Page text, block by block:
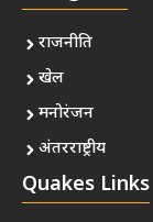
राजनीति
खेल
मनोरंजन
अंतरराष्ट्रीय
Quakes Links